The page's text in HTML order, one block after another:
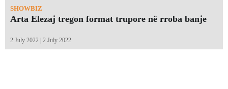
SHOWBIZ
Arta Elezaj tregon format trupore në rroba banje
2 July 2022 | 2 July 2022